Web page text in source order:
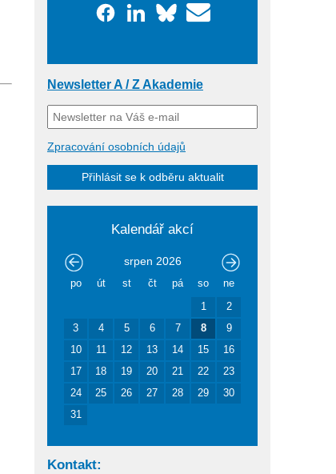
Newsletter A / Z Akademie
Zpracování osobních údajů
Přihlásit se k odběru aktualit
Kalendář akcí
srpen 2026
po út st čt pá so ne
1
2
3
4 5 6 7 8
9
10
11 12 13 14 15
16
17
18 19 20 21 22
23
24
25 26 27 28 29
30
31
Kontakt: